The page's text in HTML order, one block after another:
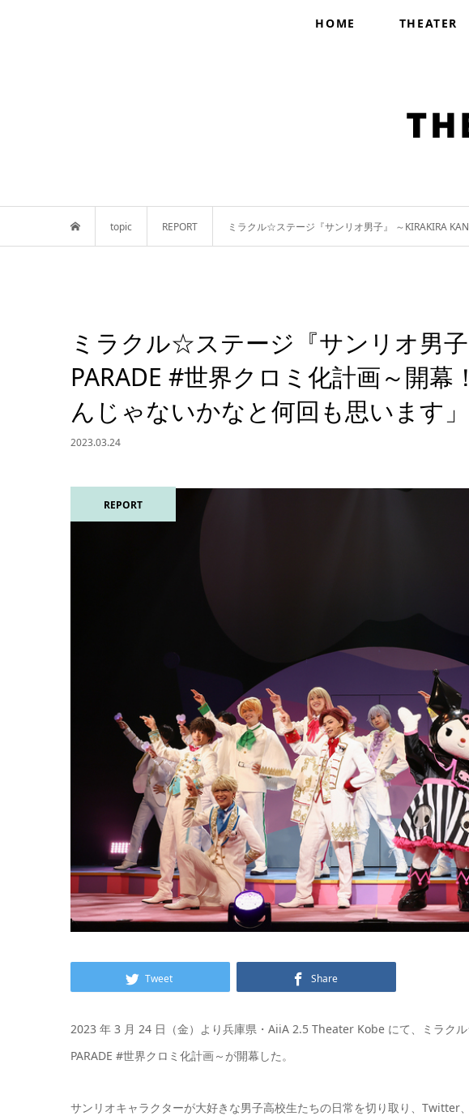
HOME THEATER
topic REPORT ミラクル☆ステージ『サンリオ男子』 ～KIRAKIRA
ミラクル☆ステージ『サンリオ男
PARADE #世界クロミ化計画～開
んじゃないかなと何回も思います」
2023.03.24
REPORT
Tweet Share
2023 年 3 月 24 日（金）より兵庫県・AiiA 2.5 Theater Kobe にて、ミラク
PARADE #世界クロミ化計画～が開幕した。
サンリオキャラクターが大好きな男子高校生たちの日常を切り取り、Twitter